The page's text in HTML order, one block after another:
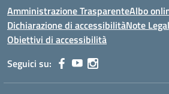
Amministrazione TrasparenteAlbo
Dichiarazione di accessibilitàNote
Obiettivi di accessibilità
Seguici su: